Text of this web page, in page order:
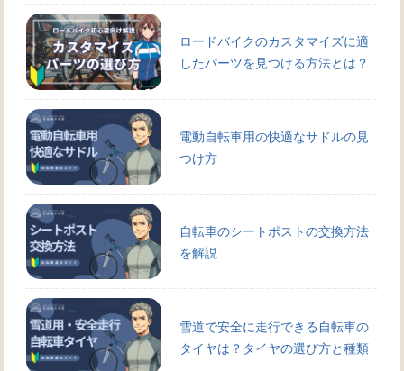
ロードバイクのカスタマイズに適
したパーツを見つける方法とは？
電動自転車用の快適なサドルの見
つけ方
自転車のシートポストの交換方法
を解説
雪道で安全に走行できる自転車の
タイヤは？タイヤの選び方と種類